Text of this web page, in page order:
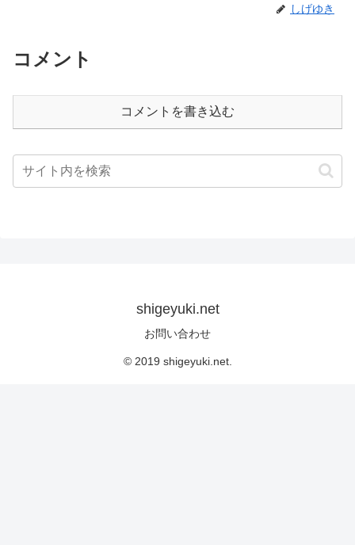
しげゆき
コメント
コメントを書き込む
shigeyuki.net
お問い合わせ
© 2019 shigeyuki.net.